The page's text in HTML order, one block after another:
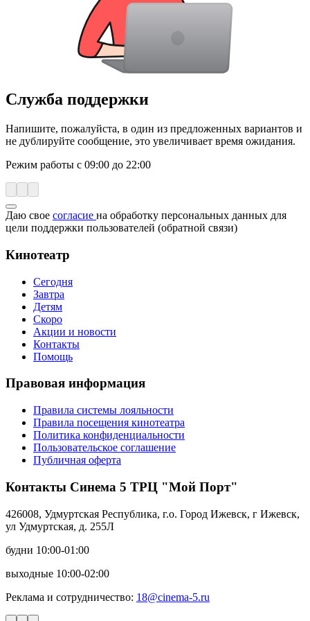
Служба поддержки
Напишите, пожалуйста, в один из предложенных вариантов и
не дублируйте сообщение, это увеличивает время ожидания.
Режим работы с 09:00 до 22:00
Даю свое согласие на обработку персональных данных для
цели поддержки пользователей (обратной связи)
Кинотеатр
Сегодня
Завтра
Детям
Скоро
Акции и новости
Контакты
Помощь
Правовая информация
Правила системы лояльности
Правила посещения кинотеатра
Политика конфиденциальности
Пользовательское соглашение
Публичная оферта
Контакты Синема 5 ТРЦ "Мой Порт"
426008, Удмуртская Республика, г.о. Город Ижевск, г Ижевск,
ул Удмуртская, д. 255Л
будни 10:00-01:00
выходные 10:00-02:00
Реклама и сотрудничество: 18@cinema-5.ru